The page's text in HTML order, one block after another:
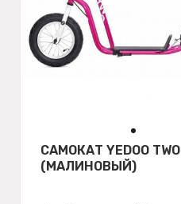
САМОКАТ YEDOO TWO
(МАЛИНОВЫЙ)